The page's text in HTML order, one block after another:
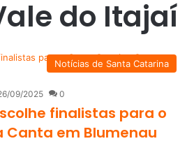
do Itajaí
Notícias de Santa Catarina
09/2025 0
finalistas para o
Canta em Blumenau